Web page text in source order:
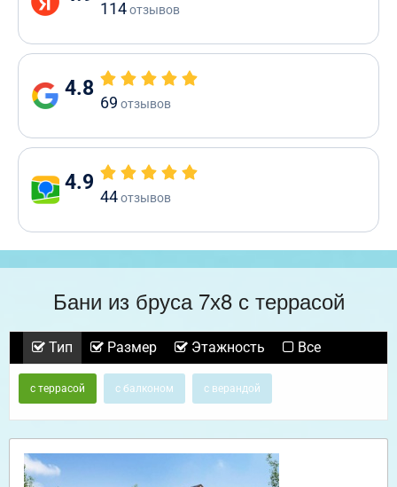
114отзывов
4.8
69 отзывов
4.9
44отзывов
Бани из бруса 7х8 с террасой
Тип Размер Этажность Все
с террасой с балконом с верандой